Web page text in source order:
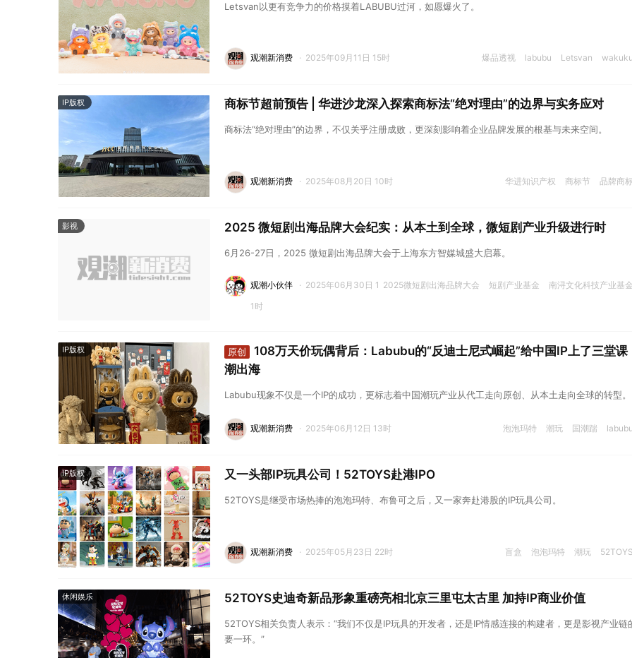
Letsvan以更有竞争力的价格摸着LABUBU过河，如愿爆火了。
爆品透视 labubu Letsvan wakuku
观潮新消费 · 2025年09月11日 15时
IP版权 商标节超前预告 | 华进沙龙深入探索商标法“绝对理由”的边界与实务应对
商标法“绝对理由”的边界，不仅关乎注册成败，更深刻影响着企业品牌发展的根基与未来空间。
华进知识产权 商标节 品牌商标
观潮新消费 · 2025年08月20日 10时
影视 2025 微短剧出海品牌大会纪实：从本土到全球，微短剧产业升级进行时
6月26-27日，2025 微短剧出海品牌大会于上海东方智媒城盛大启幕。
2025微短剧出海品牌大会 短剧产业基金 南浔文化科技产业基金
观潮小伙伴 · 2025年06月30日 1
1时
IP版权 原创
108万天价玩偶背后：Labubu的“反迪士尼式崛起”给中国IP上了三堂课
潮出海
Labubu现象不仅是一个IP的成功，更标志着中国潮玩产业从代工走向原创、从本土走向全球的转型。
泡泡玛特 潮玩 国潮踹 labubu
观潮新消费 · 2025年06月12日 13时
IP版权 又一头部IP玩具公司！52TOYS赴港IPO
52TOYS是继受市场热捧的泡泡玛特、布鲁可之后，又一家奔赴港股的IP玩具公司。
盲盒 泡泡玛特 潮玩 52TOYS
观潮新消费 · 2025年05月23日 22时
休闲娱乐 52TOYS史迪奇新品形象重磅亮相北京三里屯太古里 加持IP商业价值
52TOYS相关负责人表示：“我们不仅是IP玩具的开发者，还是IP情感连接的构建者，更是影视产业链
要一环。”